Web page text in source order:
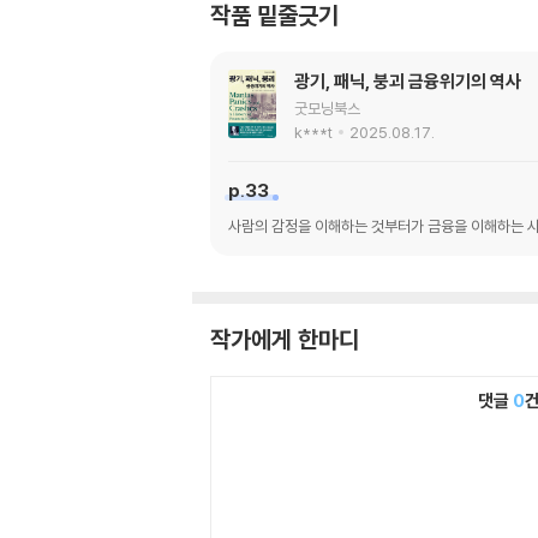
작품 밑줄긋기
광기, 패닉, 붕괴 금융위기의 역사
굿모닝북스
k***t
2025.08.17.
p.33
사람의 감정을 이해하는 것부터가 금융을 이해하는
작가에게 한마디
댓글 0건